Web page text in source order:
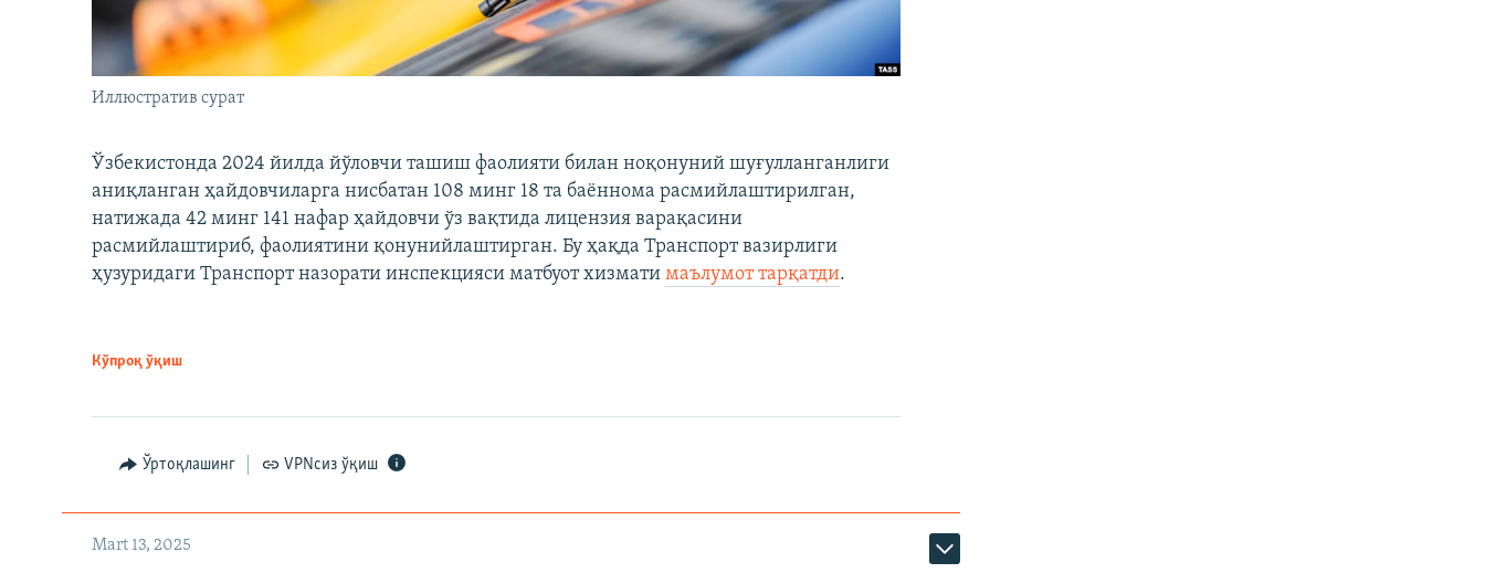
Иллюстратив сурат
Ўзбекистонда 2024 йилда йўловчи ташиш фаолияти билан ноқонуний шуғулланганлиги
аниқланган ҳайдовчиларга нисбатан 108 минг 18 та баённома расмийлаштирилган,
натижада 42 минг 141 нафар ҳайдовчи ўз вақтида лицензия варақасини
расмийлаштириб, фаолиятини қонунийлаштирган. Бу ҳақда Транспорт вазирлиги
ҳузуридаги Транспорт назорати инспекцияси матбуот хизмати маълумот тарқатди.
Кўпроқ ўқиш
Ўртоқлашинг VPNсиз ўқиш
Mart 13, 2025